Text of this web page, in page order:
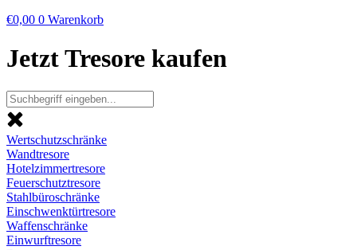
€0,00 0 Warenkorb
Jetzt Tresore kaufen
Wertschutzschränke
Wandtresore
Hotelzimmertresore
Feuerschutztresore
Stahlbüroschränke
Einschwenktürtresore
Waffenschränke
Einwurftresore